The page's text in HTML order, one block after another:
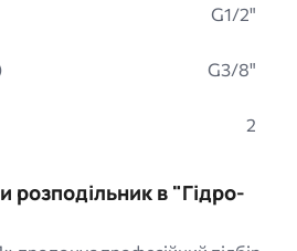
G1/2"
G3/8"
2
розподільник в "Гідро-